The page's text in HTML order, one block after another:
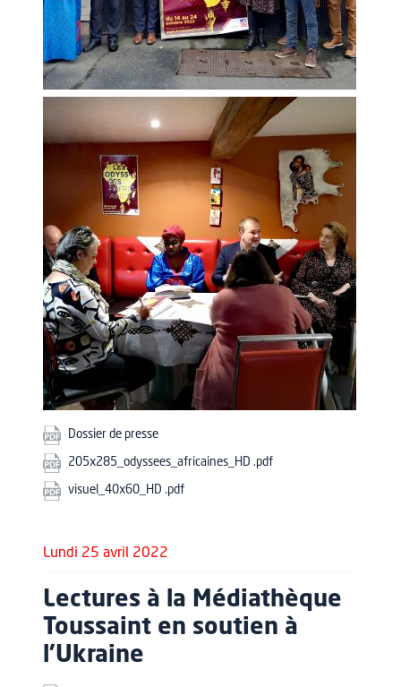
Dossier de presse
205x285_odyssees_africaines_HD .pdf
visuel_40x60_HD .pdf
Lundi 25 avril 2022
Lectures à la Médiathèque
Toussaint en soutien à
l'Ukraine